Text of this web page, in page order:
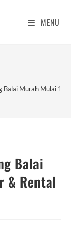
MENU
Balai Murah Mulai
Balai
& Rental